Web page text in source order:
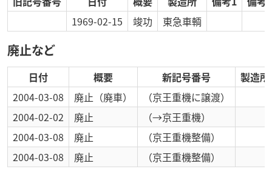
1969-02-15
竣功 東急車輌
廃止など
日付 概要 新記号番号
製造所
2004-03-08
廃止 （廃車）
（京王重機に譲渡）
2004-02-02
廃止
（→京王重機）
2004-03-08
廃止
（京王重機整備）
2004-03-08
廃止 （京王重機整備）